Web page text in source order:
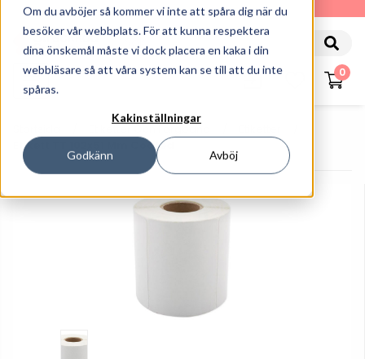
Om du avböjer så kommer vi inte att spåra dig när du
besöker vår webbplats. För att kunna respektera
dina önskemål måste vi dock placera en kaka i din
webbläsare så att våra system kan se till att du inte
spåras.
Kakinställningar
Godkänn Avböj
010-162 61 90
0
Etiketter Och Färgband
Etikett TT 102x51 Mm Coated